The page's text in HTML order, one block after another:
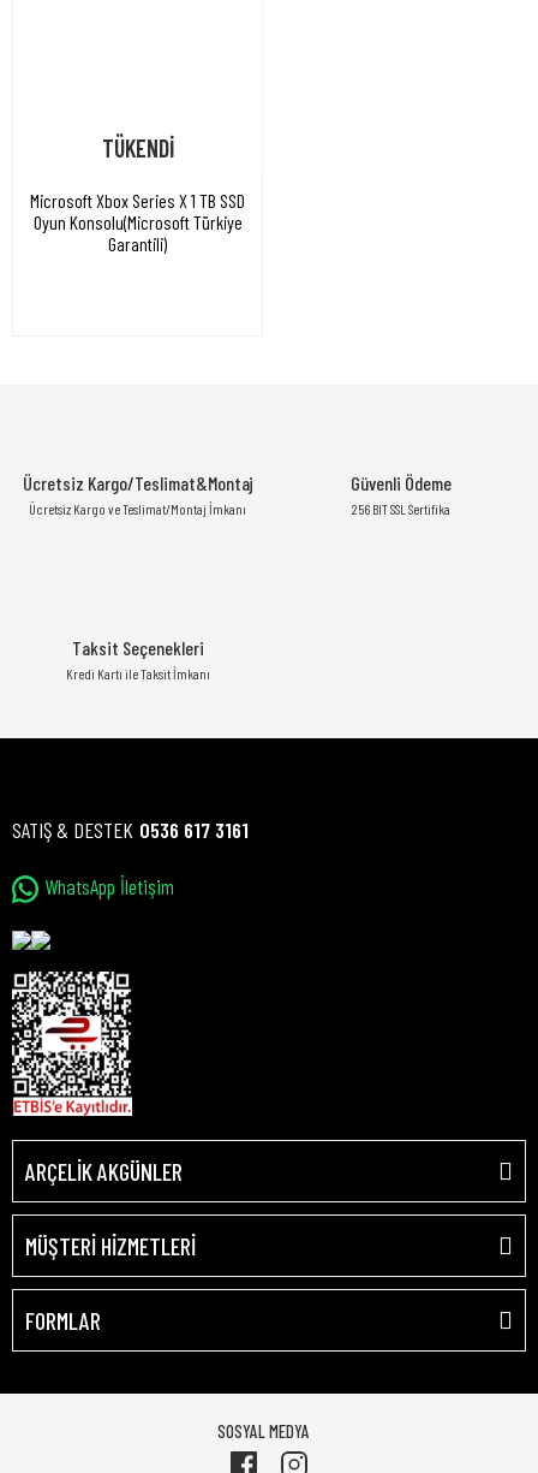
TÜKENDİ
Microsoft Xbox Series X 1 TB SSD
Oyun Konsolu(Microsoft Türkiye
Garantili)
Ücretsiz Kargo/Teslimat&Montaj
Ücretsiz Kargo ve Teslimat/Montaj İmkanı
Güvenli Ödeme
256 BIT SSL Sertifika
Taksit Seçenekleri
Kredi Kartı ile Taksit İmkanı
SATIŞ & DESTEK 0536 617 3161
WhatsApp İletişim
ARÇELİK AKGÜNLER
MÜŞTERİ HİZMETLERİ
FORMLAR
SOSYAL MEDYA